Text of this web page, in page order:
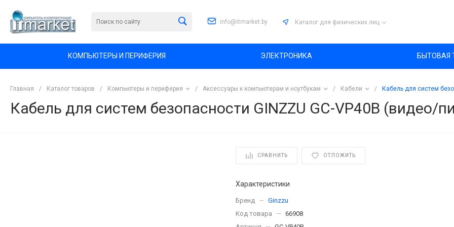
info@itmarket.by Каталог для физических лиц
КОМПЬЮТЕРЫ И ПЕРИФЕРИЯ ЭЛЕКТРОНИКА БЫТОВАЯ
Главная / Каталог товаров / Компьютеры и периферия / Аксессуары к компьютерам и ноутбукам / Кабели / Кабель для систем
Кабель для систем безопасности GINZZU GC-VP40B (видео/
СРАВНИТЬ ОТЛОЖИТЬ
Характеристики
Бренд — Ginzzu
Код товара
— 66908